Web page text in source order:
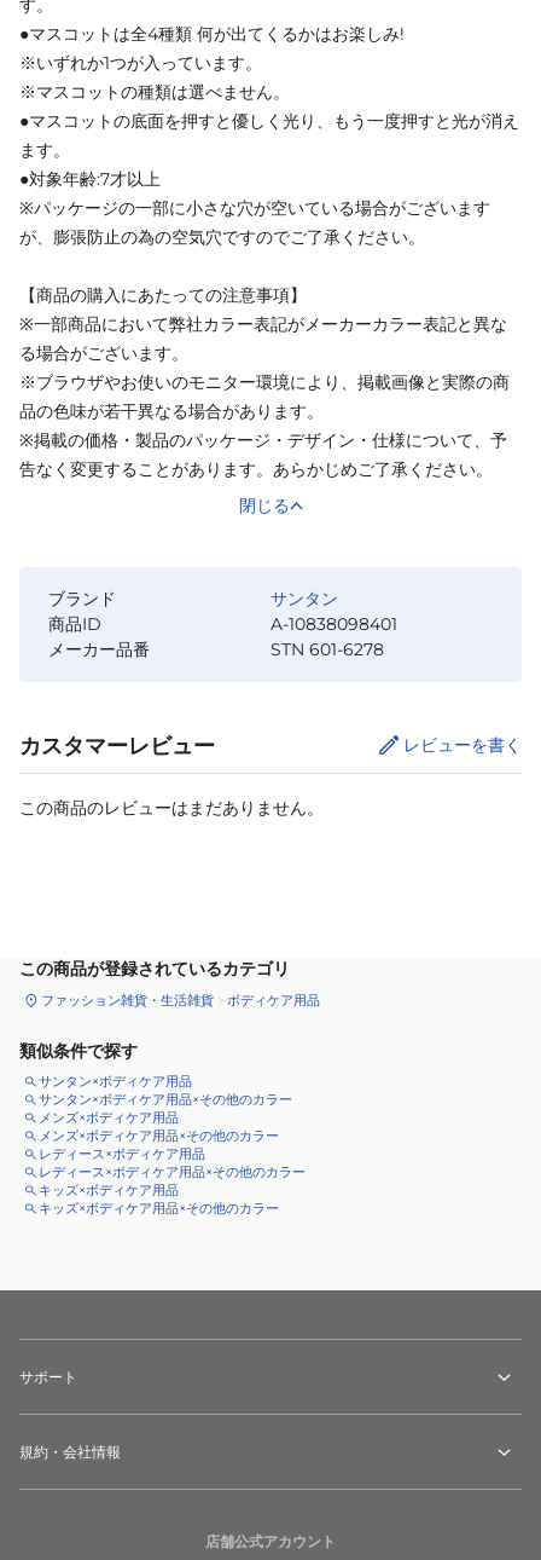
す。
●マスコットは全4種類 何が出てくるかはお楽しみ!
※いずれか1つが入っています。
※マスコットの種類は選べません。
●マスコットの底面を押すと優しく光り、もう一度押すと光が消え
ます。
●対象年齢:7才以上
※パッケージの一部に小さな穴が空いている場合がございます
が、膨張防止の為の空気穴ですのでご了承ください。
【商品の購入にあたっての注意事項】
※一部商品において弊社カラー表記がメーカーカラー表記と異な
る場合がございます。
※ブラウザやお使いのモニター環境により、掲載画像と実際の商
品の色味が若干異なる場合があります。
※掲載の価格・製品のパッケージ・デザイン・仕様について、予
告なく変更することがあります。あらかじめご了承ください。
閉じる
ブランド
サンタン
商品ID
A-10838098401
メーカー品番
STN 601-6278
カスタマーレビュー レビューを書く
この商品のレビューはまだありません。
この商品が登録されているカテゴリ
ファッション雑貨・生活雑貨 ボディケア用品
類似条件で探す
サンタン×ボディケア用品
サンタン×ボディケア用品×その他のカラー
メンズ×ボディケア用品
メンズ×ボディケア用品×その他のカラー
レディース×ボディケア用品
レディース×ボディケア用品×その他のカラー
キッズ×ボディケア用品
キッズ×ボディケア用品×その他のカラー
サポート
規約・会社情報
店舗公式アカウント